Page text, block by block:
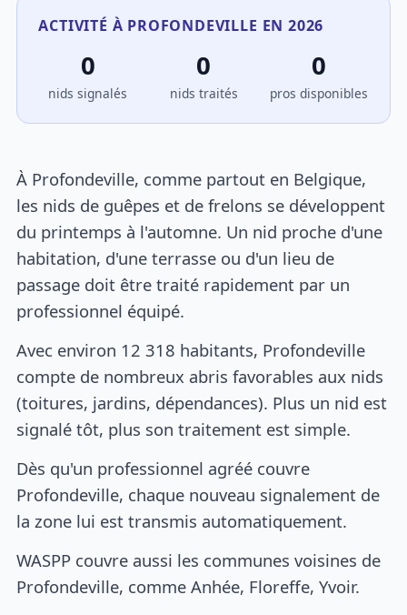
ACTIVITÉ À PROFONDEVILLE EN 2026
0
nids signalés
0
nids traités
0
pros disponibles
À Profondeville, comme partout en Belgique,
les nids de guêpes et de frelons se développent
du printemps à l'automne. Un nid proche d'une
habitation, d'une terrasse ou d'un lieu de
passage doit être traité rapidement par un
professionnel équipé.
Avec environ 12 318 habitants, Profondeville
compte de nombreux abris favorables aux nids
(toitures, jardins, dépendances). Plus un nid est
signalé tôt, plus son traitement est simple.
Dès qu'un professionnel agréé couvre
Profondeville, chaque nouveau signalement de
la zone lui est transmis automatiquement.
WASPP couvre aussi les communes voisines de
Profondeville, comme Anhée, Floreffe, Yvoir.